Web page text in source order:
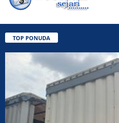
TOP PONUDA